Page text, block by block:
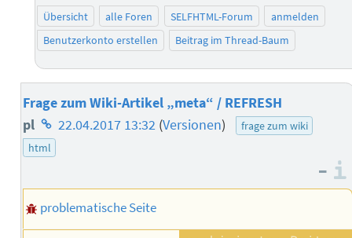
Übersicht alle Foren SELFHTML-Forum
anmelden
Benutzerkonto erstellen
Beitrag im Thread-Baum
Frage zum Wiki-Artikel „meta“ / REFRESH
pl Homepage
des
22.04.2017 13:32 (Versionen)
frage zum wiki
html
–
problematische Seite